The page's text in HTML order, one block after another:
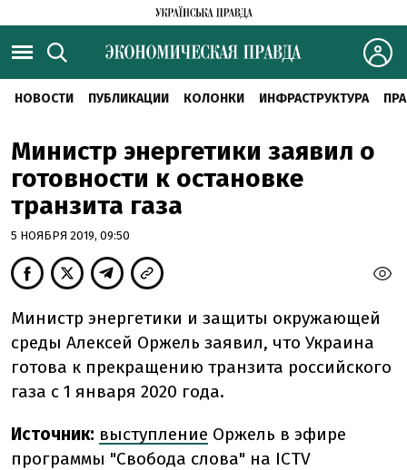
НОВОСТИ ПУБЛИКАЦИИ КОЛОНКИ ИНФРАСТРУКТУРА
Министр энергетики заявил о
готовности к остановке
транзита газа
5 НОЯБРЯ 2019, 09:50
Министр энергетики и защиты окружающей
среды Алексей Оржель заявил, что Украина
готова к прекращению транзита российского
газа с 1 января 2020 года.
Источник: выступление Оржель в эфире
программы "Свобода слова" на ICTV